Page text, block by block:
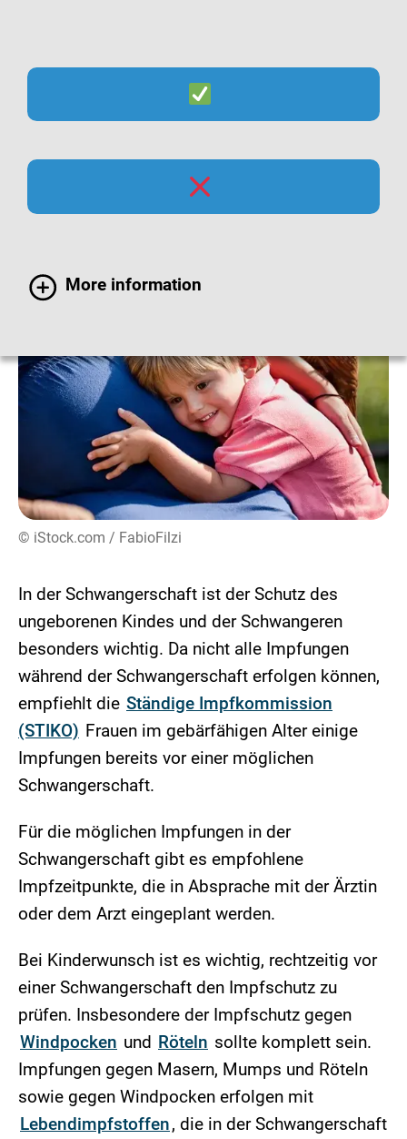
More information
Impfempfehlungen für
Schwangere
© iStock.com / FabioFilzi
In der Schwangerschaft ist der Schutz des
ungeborenen Kindes und der Schwangeren
besonders wichtig. Da nicht alle Impfungen
während der Schwangerschaft erfolgen können,
empfiehlt die Ständige Impfkommission
(STIKO) Frauen im gebärfähigen Alter einige
Impfungen bereits vor einer möglichen
Schwangerschaft.
Für die möglichen Impfungen in der
Schwangerschaft gibt es empfohlene
Impfzeitpunkte, die in Absprache mit der Ärztin
oder dem Arzt eingeplant werden.
Bei Kinderwunsch ist es wichtig, rechtzeitig vor
einer Schwangerschaft den Impfschutz zu
prüfen. Insbesondere der Impfschutz gegen
Windpocken und Röteln sollte komplett sein.
Impfungen gegen Masern, Mumps und Röteln
sowie gegen Windpocken erfolgen mit
Lebendimpfstoffen, die in der Schwangerschaft